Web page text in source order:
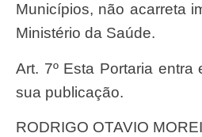
Municípios, não acarreta
Ministério da Saúde.
Art. 7º Esta Portaria entra em vigor na data de
sua publicação.
RODRIGO OTAVIO